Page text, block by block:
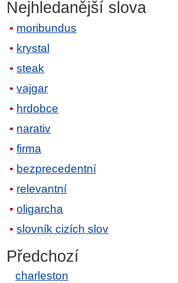
Nejhledanější slova
moribundus
krystal
steak
vajgar
hrdobce
narativ
firma
bezprecedentní
relevantní
oligarcha
slovník cizích slov
Předchozí
charleston